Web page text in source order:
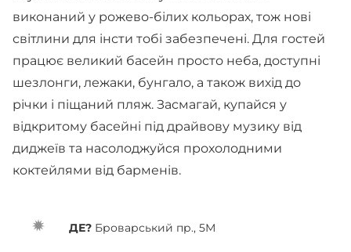
виконаний у рожево-білих кольорах, тож нові
світлини для інсти тобі забезпечені. Для гостей
працює великий басейн просто неба, доступні
шезлонги, лежаки, бунгало, а також вихід до
річки і піщаний пляж. Засмагай, купайся у
відкритому басейні під драйвову музику від
диджеїв та насолоджуйся прохолодними
коктейлями від барменів.
ДЕ? Броварський пр., 5М